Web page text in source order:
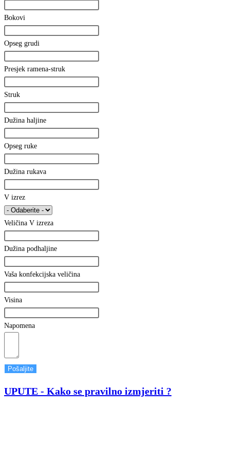
Bokovi
Opseg grudi
Presjek ramena-struk
Struk
Dužina haljine
Opseg ruke
Dužina rukava
V izrez
Veličina V izreza
Dužina podhaljine
Vaša konfekcijska veličina
Visina
Napomena
Pošaljite
UPUTE - Kako se pravilno izmjeriti ?